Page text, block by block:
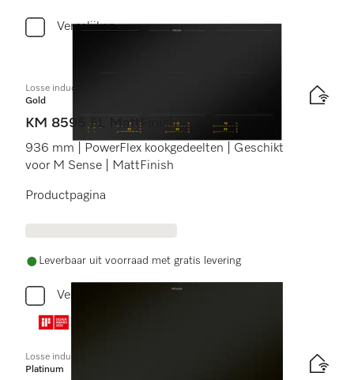
Vergelijken
Losse inductiekookplaat
Gold
KM 8595 FL MattFinish
936 mm | PowerFlex kookgedeelten | Geschikt
voor M Sense | MattFinish
Productpagina
Leverbaar uit voorraad met gratis levering
Vergelijken
Losse inductiekookplaat
Platinum